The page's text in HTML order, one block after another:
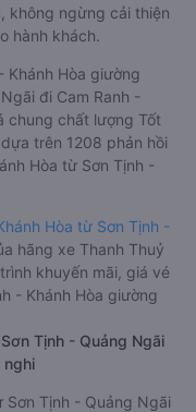
không ngừng cải thiện
hành khách.
Khánh Hòa giường
đi Cam Ranh -
chung chất lượng Tốt
trên 1208 phản hồi
Hòa từ Sơn Tịnh -
Hòa từ Sơn Tịnh -
hãng xe Thanh Thuỷ
khuyến mãi, giá vé
- Khánh Hòa giường
Tịnh - Quảng Ngãi
nghi
Sơn Tịnh - Quảng Ngãi